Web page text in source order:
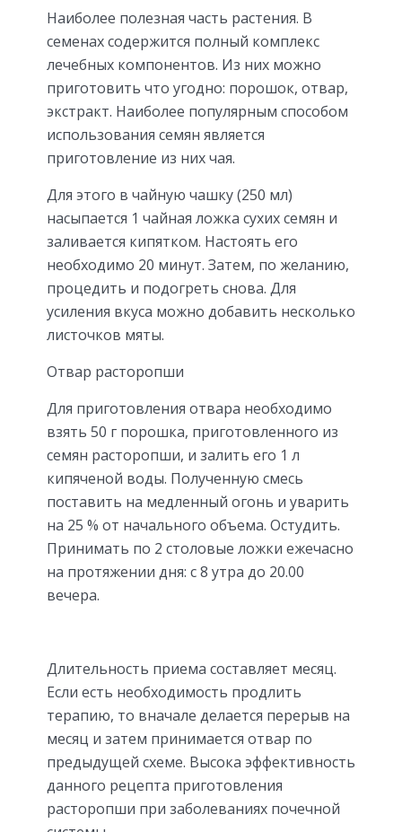
Наиболее полезная часть растения. В
семенах содержится полный комплекс
лечебных компонентов. Из них можно
приготовить что угодно: порошок, отвар,
экстракт. Наиболее популярным способом
использования семян является
приготовление из них чая.
Для этого в чайную чашку (250 мл)
насыпается 1 чайная ложка сухих семян и
заливается кипятком. Настоять его
необходимо 20 минут. Затем, по желанию,
процедить и подогреть снова. Для
усиления вкуса можно добавить несколько
листочков мяты.
Отвар расторопши
Для приготовления отвара необходимо
взять 50 г порошка, приготовленного из
семян расторопши, и залить его 1 л
кипяченой воды. Полученную смесь
поставить на медленный огонь и уварить
на 25 % от начального объема. Остудить.
Принимать по 2 столовые ложки ежечасно
на протяжении дня: с 8 утра до 20.00
вечера.
Длительность приема составляет месяц.
Если есть необходимость продлить
терапию, то вначале делается перерыв на
месяц и затем принимается отвар по
предыдущей схеме. Высока эффективность
данного рецепта приготовления
расторопши при заболеваниях почечной